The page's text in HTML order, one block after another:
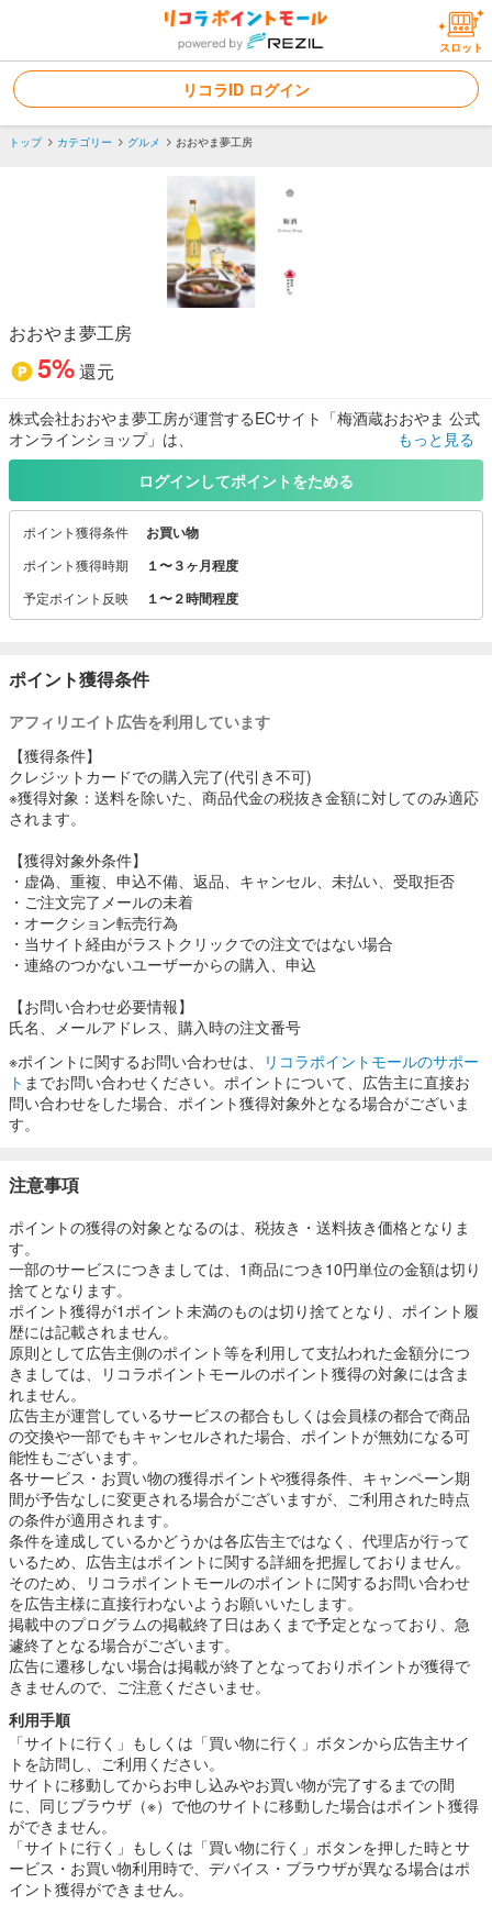
スロット
リコラID ログイン
トップ カテゴリー グルメ おおやま夢工房
おおやま夢工房
5%還元
株式会社おおやま夢工房が運営するECサイト「梅酒蔵おおやま 公式
オンラインショップ」は、
大分県日田市大山産の梅にこだわった最高級の梅酒や梅製品を全国
へお届けする公式通販サイトです。
未成年者の飲酒は法律で禁じられています。
もっと見る
ログインしてポイントをためる
ポイント獲得条件 お買い物
ポイント獲得時期 １〜３ヶ月程度
予定ポイント反映 １〜２時間程度
ポイント獲得条件
アフィリエイト広告を利用しています
【獲得条件】
クレジットカードでの購入完了(代引き不可)
※獲得対象：送料を除いた、商品代金の税抜き金額に対してのみ適応
されます。
【獲得対象外条件】
・虚偽、重複、申込不備、返品、キャンセル、未払い、受取拒否
・ご注文完了メールの未着
・オークション転売行為
・当サイト経由がラストクリックでの注文ではない場合
・連絡のつかないユーザーからの購入、申込
【お問い合わせ必要情報】
氏名、メールアドレス、購入時の注文番号
※ポイントに関するお問い合わせは、
リコラポイントモールのサポー
ト までお問い合わせください。ポイントについて、広告主に直接お
問い合わせをした場合、ポイント獲得対象外となる場合がございま
す。
注意事項
ポイントの獲得の対象となるのは、税抜き・送料抜き価格となりま
す。
一部のサービスにつきましては、1商品につき10円単位の金額は切り
捨てとなります。
ポイント獲得が1ポイント未満のものは切り捨てとなり、ポイント履
歴には記載されません。
原則として広告主側のポイント等を利用して支払われた金額分につ
きましては、リコラポイントモールのポイント獲得の対象には含ま
れません。
広告主が運営しているサービスの都合もしくは会員様の都合で商品
の交換や一部でもキャンセルされた場合、ポイントが無効になる可
能性もございます。
各サービス・お買い物の獲得ポイントや獲得条件、キャンペーン期
間が予告なしに変更される場合がございますが、ご利用された時点
の条件が適用されます。
条件を達成しているかどうかは各広告主ではなく、代理店が行って
いるため、広告主はポイントに関する詳細を把握しておりません。
そのため、リコラポイントモールのポイントに関するお問い合わせ
を広告主様に直接行わないようお願いいたします。
掲載中のプログラムの掲載終了日はあくまで予定となっており、急
遽終了となる場合がございます。
広告に遷移しない場合は掲載が終了となっておりポイントが獲得で
きませんので、ご注意くださいませ。
利用手順
「サイトに行く」もしくは「買い物に行く」ボタンから広告主サイ
トを訪問し、ご利用ください。
サイトに移動してからお申し込みやお買い物が完了するまでの間
に、同じブラウザ（※）で他のサイトに移動した場合はポイント獲得
ができません。
「サイトに行く」もしくは「買い物に行く」ボタンを押した時とサ
ービス・お買い物利用時で、デバイス・ブラウザが異なる場合はポ
イント獲得ができません。